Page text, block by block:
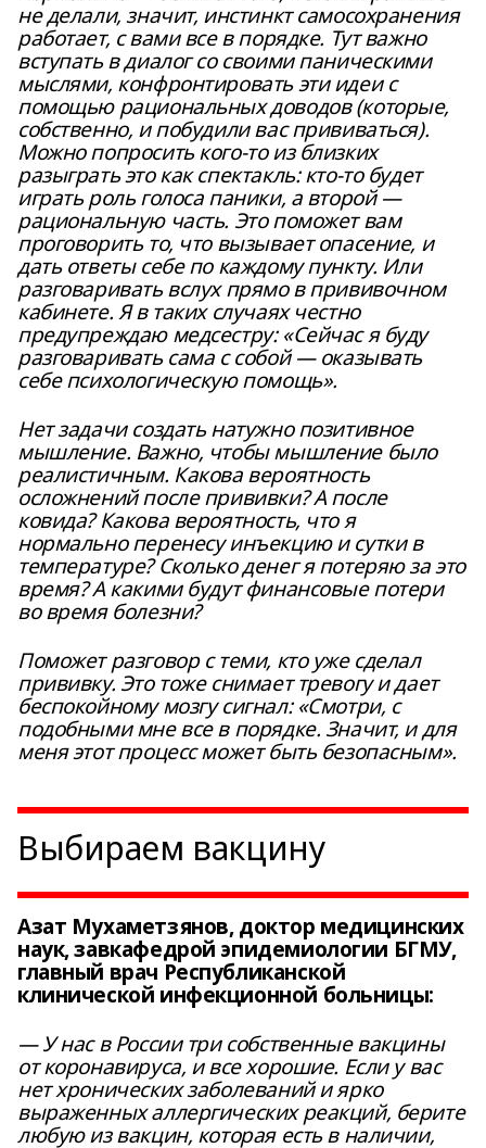
не делали, значит, инстинкт самосохранения
работает, с вами все в порядке. Тут важно
вступать в диалог со своими паническими
мыслями, конфронтировать эти идеи с
помощью рациональных доводов (которые,
собственно, и побудили вас прививаться).
Можно попросить кого-то из близких
разыграть это как спектакль: кто-то будет
играть роль голоса паники, а второй —
рациональную часть. Это поможет вам
проговорить то, что вызывает опасение, и
дать ответы себе по каждому пункту. Или
разговаривать вслух прямо в прививочном
кабинете. Я в таких случаях честно
предупреждаю медсестру: «Сейчас я буду
разговаривать сама с собой — оказывать
себе психологическую помощь».
Нет задачи создать натужно позитивное
мышление. Важно, чтобы мышление было
реалистичным. Какова вероятность
осложнений после прививки? А после
ковида? Какова вероятность, что я
нормально перенесу инъекцию и сутки в
температуре? Сколько денег я потеряю за это
время? А какими будут финансовые потери
во время болезни?
Поможет разговор с теми, кто уже сделал
прививку. Это тоже снимает тревогу и дает
беспокойному мозгу сигнал: «Смотри, с
подобными мне все в порядке. Значит, и для
меня этот процесс может быть безопасным».
Выбираем вакцину
Азат Мухаметзянов, доктор медицинских
наук, завкафедрой эпидемиологии БГМУ,
главный врач Республиканской
клинической инфекционной больницы:
— У нас в России три собственные вакцины
от коронавируса, и все хорошие. Если у вас
нет хронических заболеваний и ярко
выраженных аллергических реакций, берите
любую из вакцин, которая есть в наличии,